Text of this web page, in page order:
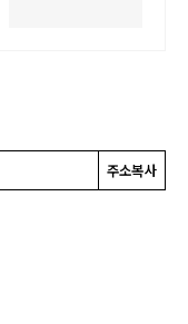
주소복사